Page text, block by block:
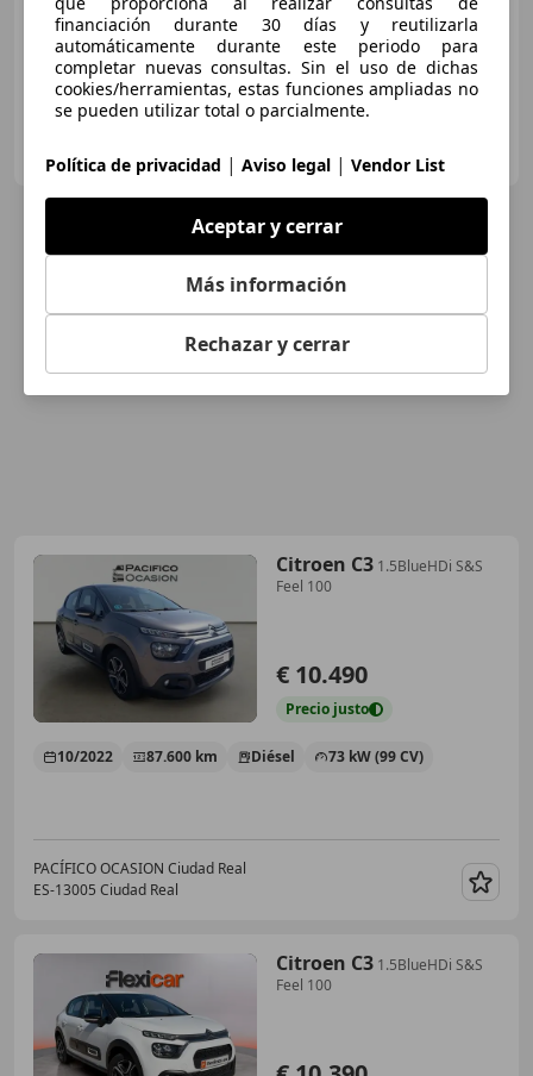
ES-24010 Trobajo del Camino
Citroen C3 1.5BlueHDi S&S
Feel 100
€ 10.490
Precio justo
10/2022 87.600 km Diésel 73 kW (99 CV)
PACÍFICO OCASION Ciudad Real
ES-13005 Ciudad Real
Citroen C3 1.5BlueHDi S&S
Feel 100
financiación durante 30 días y reutilizarla
automáticamente durante este periodo para
completar nuevas consultas. Sin el uso de dichas
cookies/herramientas, estas funciones ampliadas no
se pueden utilizar total o parcialmente.
Política de privacidad | Aviso legal | Vendor List
Aceptar y cerrar
Más información
Rechazar y cerrar